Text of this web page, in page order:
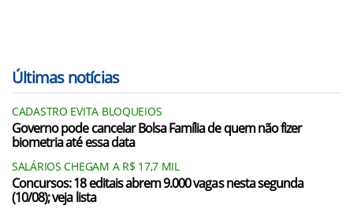
Últimas notícias
CADASTRO EVITA BLOQUEIOS
Governo pode cancelar Bolsa Família de quem não fizer
biometria até essa data
SALÁRIOS CHEGAM A R$ 17,7 MIL
Concursos: 18 editais abrem 9.000 vagas nesta segunda
(10/08); veja lista